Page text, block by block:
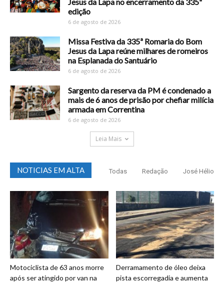
edição
6 de agosto de 2026
Missa Festiva da 335ª Romaria do Bom
Jesus da Lapa reúne milhares de romeiros
na Esplanada do Santuário
6 de agosto de 2026
Sargento da reserva da PM é condenado a
mais de 6 anos de prisão por chefiar milícia
armada em Correntina
6 de agosto de 2026
Leia Mais
NOTICIAS EM ALTA Todas Redação José Hélio
Motociclista de 63 anos morre
após ser atingido por van na
Derramamento de óleo deixa
pista escorregadia e aumenta